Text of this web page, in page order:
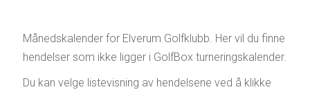
Månedskalender for Elverum Golfklubb. Her vil du finne
hendelser som ikke ligger i GolfBox turneringskalender.
Du kan velge listevisning av hendelsene ved å klikke